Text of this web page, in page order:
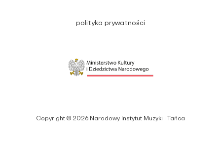
Copyright © 2026 Narodowy Instytut Muzyki i Tańca
polityka prywatności